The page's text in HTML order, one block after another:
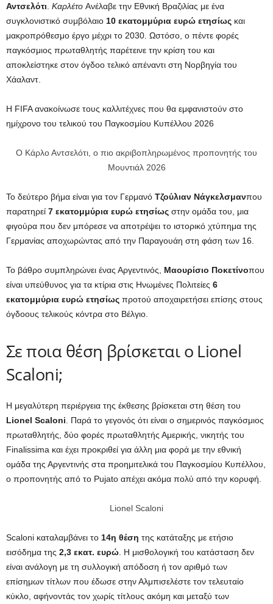
Αντσελότι Καρλέτο Ανέλαβε την Εθνική Βραζιλίας με ένα
συγκλονιστικό συμβόλαιο 10 εκατομμύρια ευρώ ετησίως και
μακροπρόθεσμο έργο μέχρι το 2030. Ωστόσο, ο πέντε φορές
παγκόσμιος πρωταθλητής παρέτεινε την κρίση του και
αποκλείστηκε στον όγδοο τελικό απέναντι στη Νορβηγία του
Χάαλαντ.
Η FIFA ανακοίνωσε τους καλλιτέχνες που θα εμφανιστούν στο
ημίχρονο του τελικού του Παγκοσμίου Κυπέλλου 2026
Ο Κάρλο Αντσελότι, ο πιο ακριβοπληρωμένος προπονητής του
Μουντιάλ 2026
Το δεύτερο βήμα είναι για τον Γερμανό Τζούλιαν Νάγκελσμανπου
παρατηρεί 7 εκατομμύρια ευρώ ετησίως στην ομάδα του, μια
φιγούρα που δεν μπόρεσε να αποτρέψει το ιστορικό χτύπημα της
Γερμανίας αποχωρώντας από την Παραγουάη στη φάση των 16.
Το βάθρο συμπληρώνει ένας Αργεντινός, Μαουρίσιο Ποκετίνοπου
είναι υπεύθυνος για τα κτίρια στις Ηνωμένες Πολιτείες 6
εκατομμύρια ευρώ ετησίως προτού αποχαιρετήσει επίσης στους
όγδοους τελικούς κόντρα στο Βέλγιο.
Σε ποια θέση βρίσκεται ο Lionel
Scaloni;
Η μεγαλύτερη περιέργεια της έκθεσης βρίσκεται στη θέση του
Lionel Scaloni . Παρά το γεγονός ότι είναι ο σημερινός παγκόσμιος
πρωταθλητής, δύο φορές πρωταθλητής Αμερικής, νικητής του
Finalissima και έχει προκριθεί για άλλη μια φορά με την εθνική
ομάδα της Αργεντινής στα προημιτελικά του Παγκοσμίου Κυπέλλου,
ο προπονητής από το Pujato απέχει ακόμα πολύ από την κορυφή.
Lionel Scaloni
Scaloni καταλαμβάνει το 14η θέση της κατάταξης με ετήσιο
εισόδημα της 2,3 εκατ. ευρώ . Η μισθολογική του κατάσταση δεν
είναι ανάλογη με τη συλλογική απόδοση ή τον αριθμό των
επίσημων τίτλων που έδωσε στην Αλμπισελέστε τον τελευταίο
κύκλο, αφήνοντάς τον χωρίς τίτλους ακόμη και μεταξύ των